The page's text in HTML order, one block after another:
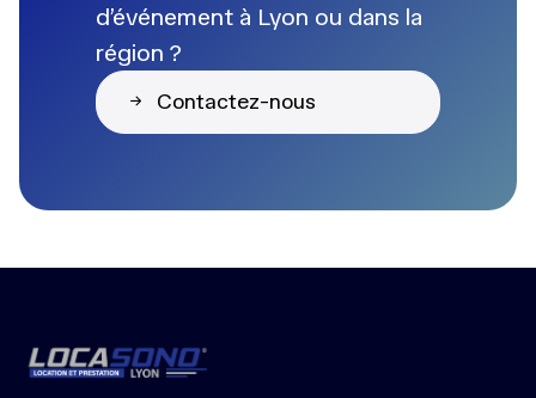
d’événement à Lyon ou dans la
région ?
Contactez-nous